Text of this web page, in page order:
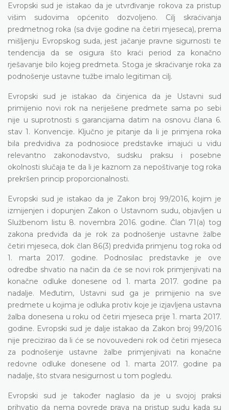
Evropski sud je istakao da je utvrđivanje rokova za pristup
višim sudovima općenito dozvoljeno. Cilj skraćivanja
predmetnog roka (sa dvije godine na četiri mjeseca), prema
mišljenju Evropskog suda, jest jačanje pravne sigurnosti te
tendencija da se osigura što kraći period za konačno
rješavanje bilo kojeg predmeta. Stoga je skraćivanje roka za
podnošenje ustavne tužbe imalo legitiman cilj.
Evropski sud je istakao da činjenica da je Ustavni sud
primijenio novi rok na neriješene predmete sama po sebi
nije u suprotnosti s garancijama datim na osnovu člana 6.
stav 1. Konvencije. Ključno je pitanje da li je primjena roka
bila predvidiva za podnosioce predstavke imajući u vidu
relevantno zakonodavstvo, sudsku praksu i posebne
okolnosti slučaja te da li je kaznom za nepoštivanje tog roka
prekršen princip proporcionalnosti.
Evropski sud je istakao da je Zakon broj 99/2016, kojim je
izmijenjen i dopunjen Zakon o Ustavnom sudu, objavljen u
Službenom listu 8. novembra 2016. godine. Član 71(a) tog
zakona predviđa da je rok za podnošenje ustavne žalbe
četiri mjeseca, dok član 86(3) predviđa primjenu tog roka od
1. marta 2017. godine. Podnosilac predstavke je ove
odredbe shvatio na način da će se novi rok primjenjivati na
konačne odluke donesene od 1. marta 2017. godine pa
nadalje. Međutim, Ustavni sud ga je primijenio na sve
predmete u kojima je odluka protiv koje je izjavljena ustavna
žalba donesena u roku od četiri mjeseca prije 1. marta 2017.
godine. Evropski sud je dalje istakao da Zakon broj 99/2016
nije precizirao da li će se novouvedeni rok od četiri mjeseca
za podnošenje ustavne žalbe primjenjivati na konačne
redovne odluke donesene od 1. marta 2017. godine pa
nadalje, što stvara nesigurnost u tom pogledu.
Evropski sud je također naglasio da je u svojoj praksi
prihvatio da nema povrede prava na pristup sudu kada su